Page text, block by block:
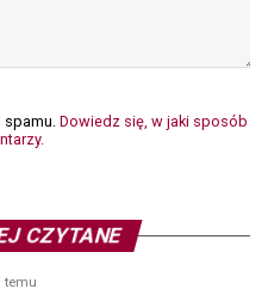
spamu.Dowiedz się, w jaki sposób
CZYTANE
temu